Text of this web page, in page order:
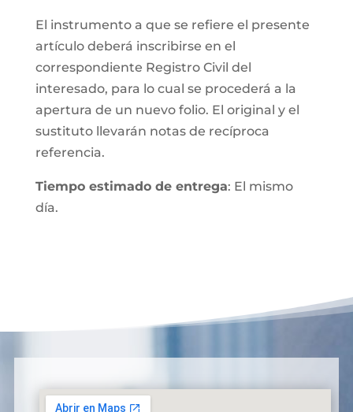
El instrumento a que se refiere el presente
artículo deberá inscribirse en el
correspondiente Registro Civil del
interesado, para lo cual se procederá a la
apertura de un nuevo folio. El original y el
sustituto llevarán notas de recíproca
referencia.
Tiempo estimado de entrega: El mismo
día.